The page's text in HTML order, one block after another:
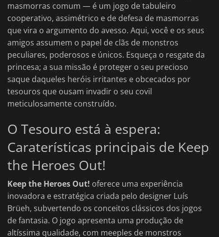
masmorras comum — é um jogo de tabuleiro
cooperativo, assimétrico e de defesa de masmorras
que vira o argumento do avesso. Aqui, você e os seus
amigos assumem o papel de clãs de monstros
peculiares, poderosos e únicos. Esqueça o resgate da
princesa; a sua missão é proteger o seu precioso
saque daqueles heróis irritantes e obcecados por
tesouros que ousam invadir o seu covil
meticulosamente construído.
O Tesouro está à espera:
Caraterísticas principais de Keep
the Heroes Out!
Keep the Heroes Out! oferece uma experiência
inovadora e estratégica criada pelo designer Luís
Brüeh, subvertendo os conceitos clássicos dos jogos
de fantasia. O jogo apresenta uma produção de
altíssima qualidade, com meeples de monstros